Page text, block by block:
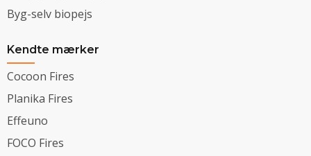
Byg-selv biopejs
Kendte mærker
Cocoon Fires
Planika Fires
Effeuno
FOCO Fires